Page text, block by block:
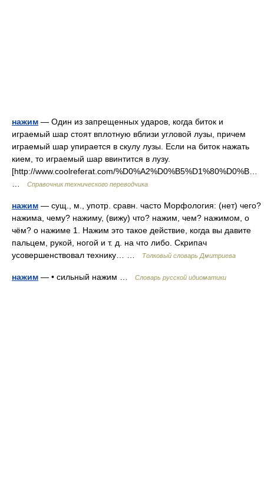
нажим — Один из запрещенных ударов, когда биток и
играемый шар стоят вплотную вблизи угловой лузы, причем
играемый шар упирается в скулу лузы. Если на биток нажать
кием, то играемый шар ввинтится в лузу.
[http://www.coolreferat.com/%D0%A2%D0%B5%D1%80%D0%B…
Справочник технического переводчика
нажим — сущ., м., употр. сравн. часто Морфология: (нет) чего?
нажима, чему? нажиму, (вижу) что? нажим, чем? нажимом, о
чём? о нажиме 1. Нажим это такое действие, когда вы давите
пальцем, рукой, ногой и т. д. на что либо. Скрипач
усовершенствовал технику… …
Толковый словарь Дмитриева
нажим — • сильный нажим … Словарь русской идиоматики